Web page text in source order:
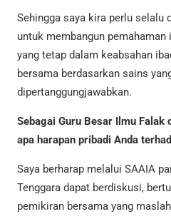
Sehingga saya kira perlu selalu
untuk membangun
yang tetap dalam keabsahan
bersama berdasarkan sains
dipertanggungjawabkan.
Sebagai Guru Besar Ilmu Falak
apa harapan pribadi Anda
Saya berharap melalui SAAIA
Tenggara dapat berdiskusi,
pemikiran bersama yang